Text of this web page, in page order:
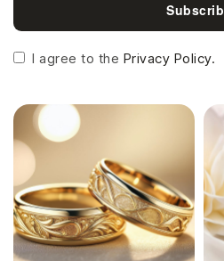
I agree to the Privacy Policy.